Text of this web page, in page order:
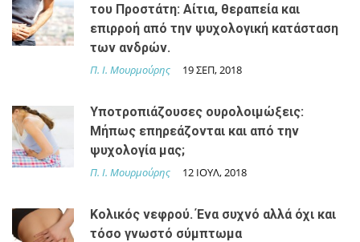
του Προστάτη: Αίτια, θεραπεία και
επιρροή από την ψυχολογική κατάσταση
των ανδρών.
Π. Ι. Μουρμούρης 19 ΣΕΠ, 2018
Υποτροπιάζουσες ουρολοιμώξεις:
Μήπως επηρεάζονται και από την
ψυχολογία μας;
Π. Ι. Μουρμούρης 12 ΙΟΥΛ, 2018
Κολικός νεφρού. Ένα συχνό αλλά όχι και
τόσο γνωστό σύμπτωμα